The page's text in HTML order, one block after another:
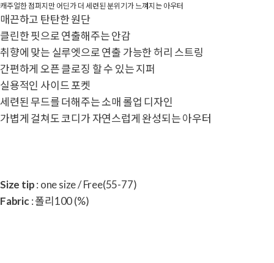
캐주얼한 점퍼지만 어딘가 더 세련된 분위기가 느껴지는 아우터
매끈하고 탄탄한 원단
클린한 핏으로 연출해주는 안감
취향에 맞는 실루엣으로 연출 가능한 허리 스트링
간편하게 오픈 클로징 할 수 있는 지퍼
실용적인 사이드 포켓
세련된 무드를 더해주는 소매 롤업 디자인
가볍게 걸쳐도 코디가 자연스럽게 완성되는 아우터
Size tip: one size / Free(55-77)
Fabric: 폴리100 (%)